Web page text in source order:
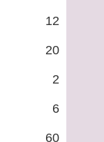
12
20
2
6
60